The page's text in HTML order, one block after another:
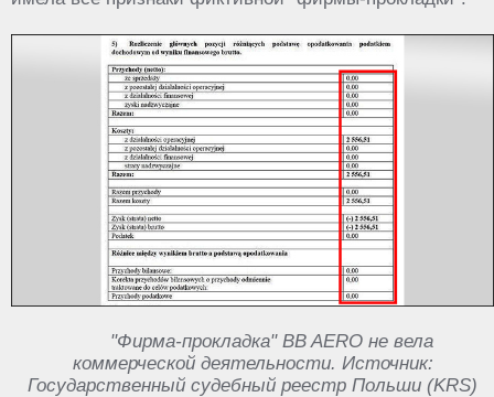
"Фирма-прокладка" BB AERO не вела
коммерческой деятельности. Источник:
Государственный судебный реестр Польши (KRS)